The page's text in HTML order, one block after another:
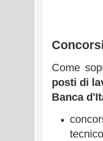
Come
posti di
Banca